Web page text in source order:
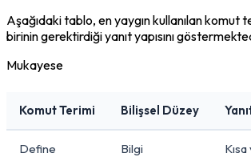
Aşağıdaki tablo, en yaygın kullanılan komut
birinin gerektirdiği yanıt yapısını
Mukayese
Komut Terimi Bilişsel Düzey
Define Bilgi